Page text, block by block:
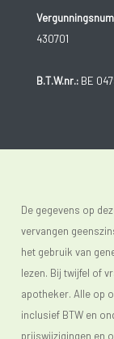
430701
B.T.W.nr.:BE
De gegevens op
vervangen
het gebruik van
lezen. Bij twijfel of
apotheker. Alle op
inclusief BTW en
prijswijzigingen en